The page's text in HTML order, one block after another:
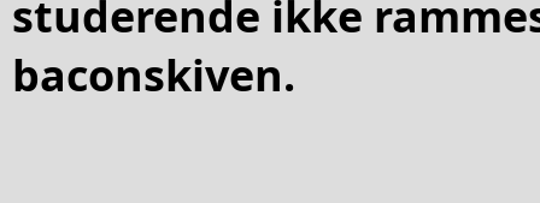
studerende ikke
baconskiven.